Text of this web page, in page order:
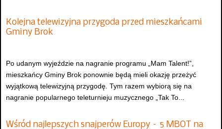
Kolejna telewizyjna przygoda przed mieszkańcami
Gminy Brok
Po udanym wyjeździe na nagranie programu „Mam Talent!”,
mieszkańcy Gminy Brok ponownie będą mieli okazję przeżyć
wyjątkową telewizyjną przygodę. Tym razem wybiorą się na
nagranie popularnego teleturnieju muzycznego „Tak To...
Wśród najlepszych snajperów Europy – 5 MBOT na